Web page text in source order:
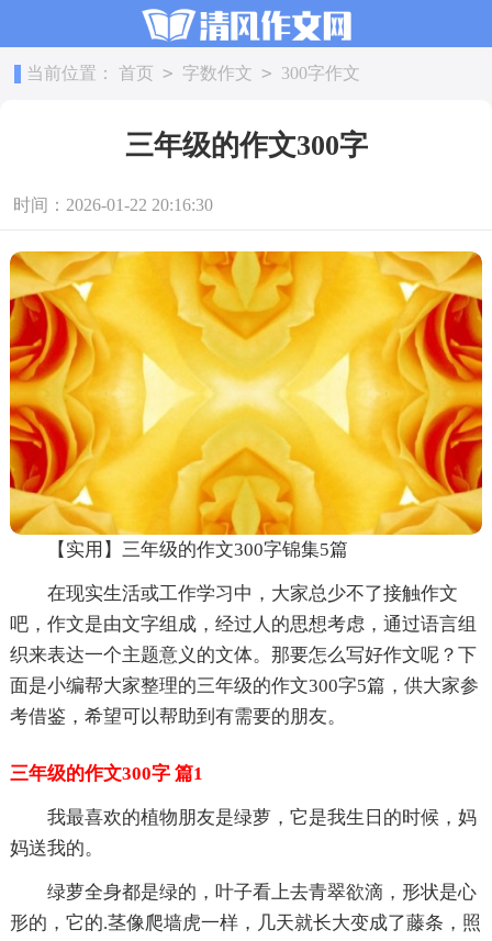
当前位置： 首页 > 字数作文 > 300字作文
三年级的作文300字
时间：2026-01-22 20:16:30
【实用】三年级的作文300字锦集5篇
在现实生活或工作学习中，大家总少不了接触作文
吧，作文是由文字组成，经过人的思想考虑，通过语言组
织来表达一个主题意义的文体。那要怎么写好作文呢？下
面是小编帮大家整理的三年级的作文300字5篇，供大家参
考借鉴，希望可以帮助到有需要的朋友。
三年级的作文300字 篇1
我最喜欢的植物朋友是绿萝，它是我生日的时候，妈
妈送我的。
绿萝全身都是绿的，叶子看上去青翠欲滴，形状是心
形的，它的.茎像爬墙虎一样，几天就长大变成了藤条，照